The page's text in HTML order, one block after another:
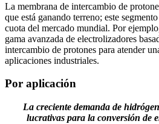
La membrana de intercambio de
que está ganando terreno; este
cuota del mercado mundial. Por
gama avanzada de electrolizadores
intercambio de protones para atender
aplicaciones industriales.
Por aplicación
La creciente demanda de
lucrativas para la conversión de